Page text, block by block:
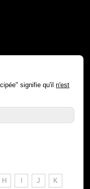
signifie qu'iln'est
H I J K